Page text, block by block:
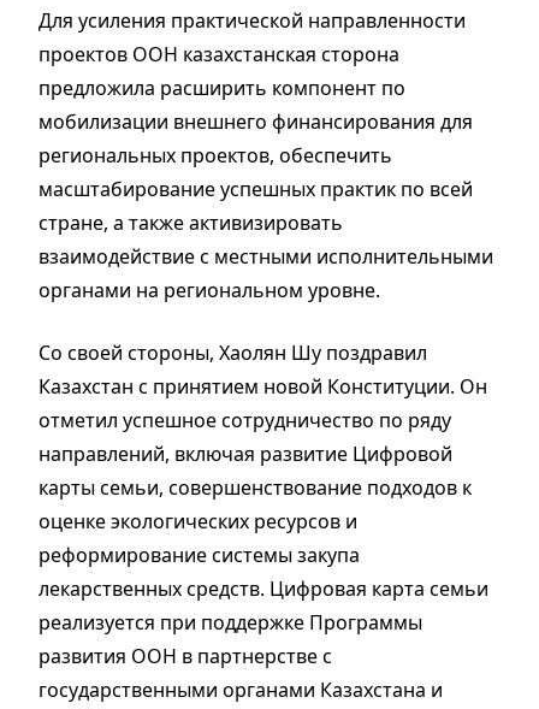
Для усиления практической направленности
проектов ООН казахстанская сторона
предложила расширить компонент по
мобилизации внешнего финансирования для
региональных проектов, обеспечить
масштабирование успешных практик по всей
стране, а также активизировать
взаимодействие с местными исполнительными
органами на региональном уровне.
Со своей стороны, Хаолян Шу поздравил
Казахстан с принятием новой Конституции. Он
отметил успешное сотрудничество по ряду
направлений, включая развитие Цифровой
карты семьи, совершенствование подходов к
оценке экологических ресурсов и
реформирование системы закупа
лекарственных средств. Цифровая карта семьи
реализуется при поддержке Программы
развития ООН в партнерстве с
государственными органами Казахстана и